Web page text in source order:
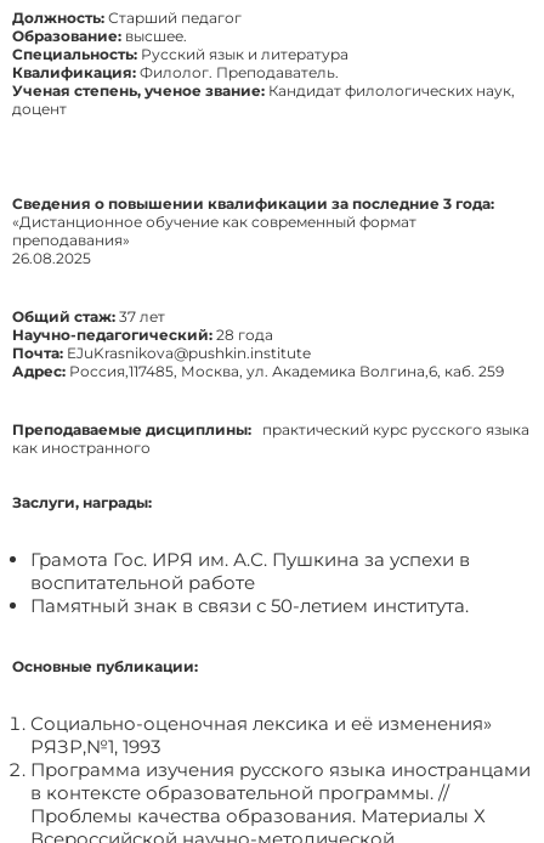
Должность: Старший педагог
Образование: высшее.
Специальность: Русский язык и литература
Квалификация: Филолог. Преподаватель.
Ученая степень, ученое звание: Кандидат филологических наук,
доцент
Сведения о повышении квалификации за последние 3 года:
«Дистанционное обучение как современный формат
преподавания»
26.08.2025
Общий стаж: 37 лет
Научно-педагогический: 28 года
Почта: EJuKrasnikova@pushkin.institute
Адрес: Россия,117485, Москва, ул. Академика Волгина,6, каб. 259
Преподаваемые дисциплины:
практический курс русского языка
как иностранного
Заслуги, награды:
Грамота Гос. ИРЯ им. А.С. Пушкина за успехи в
воспитательной работе
Памятный знак в связи с 50-летием института.
Основные публикации:
Социально-оценочная лексика и её изменения»
РЯЗР,№1, 1993
Программа изучения русского языка иностранцами
в контексте образовательной программы. //
Проблемы качества образования. Материалы Х